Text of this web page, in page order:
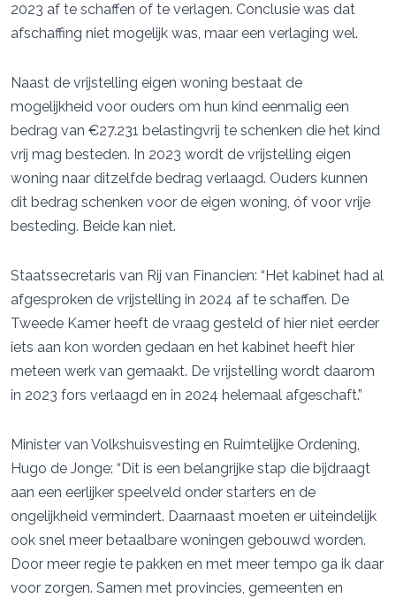
2023 af te schaffen of te verlagen. Conclusie was dat
afschaffing niet mogelijk was, maar een verlaging wel.
Naast de vrijstelling eigen woning bestaat de
mogelijkheid voor ouders om hun kind eenmalig een
bedrag van €27.231 belastingvrij te schenken die het kind
vrij mag besteden. In 2023 wordt de vrijstelling eigen
woning naar ditzelfde bedrag verlaagd. Ouders kunnen
dit bedrag schenken voor de eigen woning, óf voor vrije
besteding. Beide kan niet.
Staatssecretaris van Rij van Financien: “Het kabinet had al
afgesproken de vrijstelling in 2024 af te schaffen. De
Tweede Kamer heeft de vraag gesteld of hier niet eerder
iets aan kon worden gedaan en het kabinet heeft hier
meteen werk van gemaakt. De vrijstelling wordt daarom
in 2023 fors verlaagd en in 2024 helemaal afgeschaft.”
Minister van Volkshuisvesting en Ruimtelijke Ordening,
Hugo de Jonge: “Dit is een belangrijke stap die bijdraagt
aan een eerlijker speelveld onder starters en de
ongelijkheid vermindert. Daarnaast moeten er uiteindelijk
ook snel meer betaalbare woningen gebouwd worden.
Door meer regie te pakken en met meer tempo ga ik daar
voor zorgen. Samen met provincies, gemeenten en